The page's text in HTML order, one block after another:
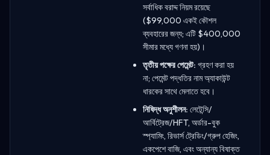
সর্বাধিক বরাদ্দ নিয়ম রয়েছে
($99,000 একই কৌশল
ব্যবহারের জন্য; এটি $400,000
সীমার মধ্যে গণনা হয়)।
তৃতীয় পক্ষের পেমেন্ট: গ্রহণ করা হয়
না; পেমেন্ট পদ্ধতির নাম অ্যাকাউন্ট
ধারকের সাথে মেলাতে হবে।
নিষিদ্ধ অনুশীলন: লেটেন্সি/
আর্বিট্রেজ/HFT, অর্ডার-বুক
স্প্যামিং, রিভার্স ট্রেডিং/গ্রুপ হেজিং,
একপেশে বাজি, এবং অন্যান্য বিষাক্ত